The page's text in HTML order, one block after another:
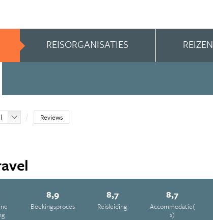
REISORGANISATIES REIZEN
Reviews
8,9
Boekingsproces
8,7
Reisleiding
8,7
Accommodatie(
s)